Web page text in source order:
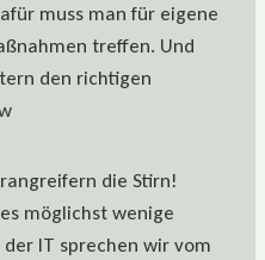
muss man für eigene
treffen. Und
den richtigen
die Stirn!
möglichst wenige
IT sprechen wir vom